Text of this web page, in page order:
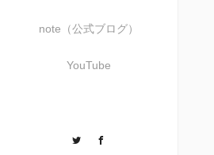
note（公式ブログ）
YouTube
Twitter